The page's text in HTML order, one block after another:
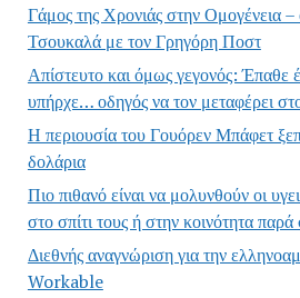
Γάμος της Χρονιάς στην Ομογένεια
Τσουκαλά με τον Γρηγόρη Ποστ
Απίστευτο και όμως γεγονός: Έπαθε
υπήρχε… οδηγός να τον μεταφέρει
Η περιουσία του Γουόρεν Μπάφετ
δολάρια
Πιο πιθανό είναι να μολυνθούν οι
στο σπίτι τους ή στην κοινότητα
Διεθνής αναγνώριση για την
Workable